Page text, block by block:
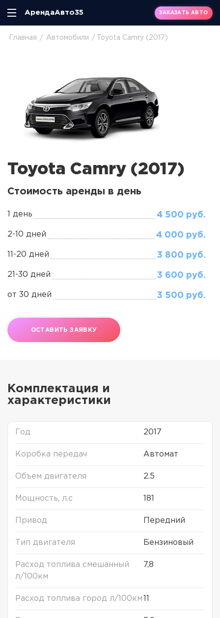
АрендаАвто35 ЗАКАЗАТЬ АВТО
Главная Автомобили Toyota Camry (2017)
Toyota Camry (2017)
Стоимость аренды в день
1 день 4 500 руб.
2-10 дней 4 000 руб.
11-20 дней 3 800 руб.
21-30 дней 3 600 руб.
от 30 дней 3 500 руб.
ОСТАВИТЬ ЗАЯВКУ
Комплектация и
характеристики
Год 2017
Коробка передач Автомат
Объем двигателя 2.5
Мощность, л.с 181
Привод Передний
Тип двигателя Бензиновый
Расход топлива смешанный
л/100км
7,8
Расход топлива город л/100км